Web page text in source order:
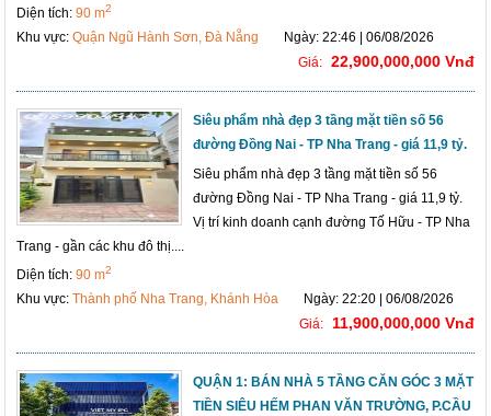
Diện tích:90 m2
Khu vực:Quận Ngũ Hành Sơn, Đà Nẵng
Ngày: 22:46 | 06/08/2026
Giá: 22,900,000,000 Vnđ
Siêu phẩm nhà đẹp 3 tầng mặt tiền số 56
đường Đồng Nai - TP Nha Trang - giá 11,9 tỷ.
Siêu phẩm nhà đẹp 3 tầng mặt tiền số 56
đường Đồng Nai - TP Nha Trang - giá 11,9 tỷ.
Vị trí kinh doanh cạnh đường Tố Hữu - TP Nha
Trang - gần các khu đô thị....
Diện tích:90 m2
Khu vực:Thành phố Nha Trang, Khánh Hòa
Ngày: 22:20 | 06/08/2026
Giá:
11,900,000,000 Vnđ
QUẬN 1: BÁN NHÀ 5 TẦNG CĂN GÓC 3 MẶT
TIỀN SIÊU HẾM PHAN VĂN TRƯỜNG, P.CẦU